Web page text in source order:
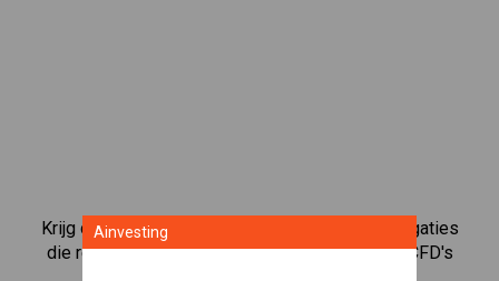
Krijg direct toegang tot de meest populaire Obligaties
die rechtstreeks op ons handelsplatform voor CFD's
Ainvesting